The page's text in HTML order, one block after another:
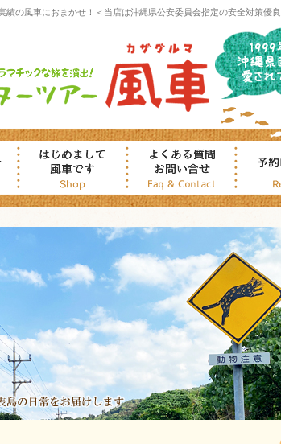
の風車におまかせ！＜当店は沖縄県公安委員会指定の安全対策優